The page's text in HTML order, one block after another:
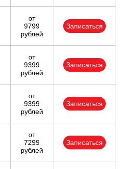
от
9799
рублей
Записаться
от
9399
рублей
Записаться
от
9399
рублей
Записаться
от
7299
рублей
Записаться